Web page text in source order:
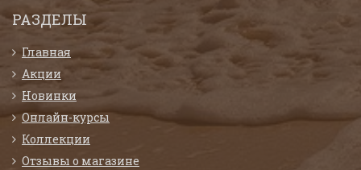
РАЗДЕЛЫ
Главная
Акции
Новинки
Онлайн-курсы
Коллекции
Отзывы о магазине